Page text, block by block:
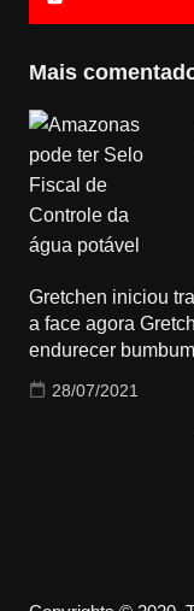
Mais
Gretchen iniciou
a face agora
endurecer bumbum
28/07/2021